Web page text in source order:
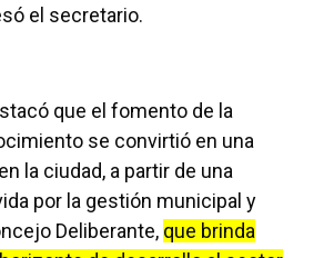
el secretario.
que el fomento de la
se convirtió en una
la ciudad, a partir de una
por la gestión municipal y
Deliberante, que brinda